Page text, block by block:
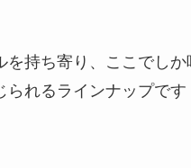
持ち寄り、ここでし
れるラインナップです